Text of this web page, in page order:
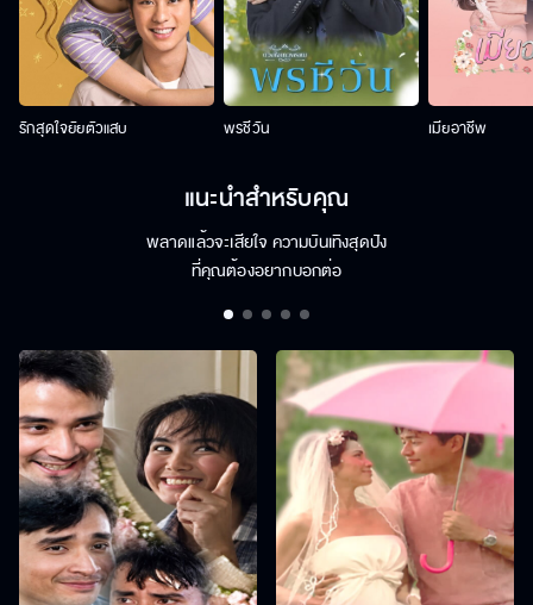
รักสุดใจยัยตัวแสบ พรชีวัน เมียอาชีพ
แนะนำสำหรับคุณ
พลาดแล้วจะเสียใจ ความบันเทิงสุดปัง
ที่คุณต้องอยากบอกต่อ